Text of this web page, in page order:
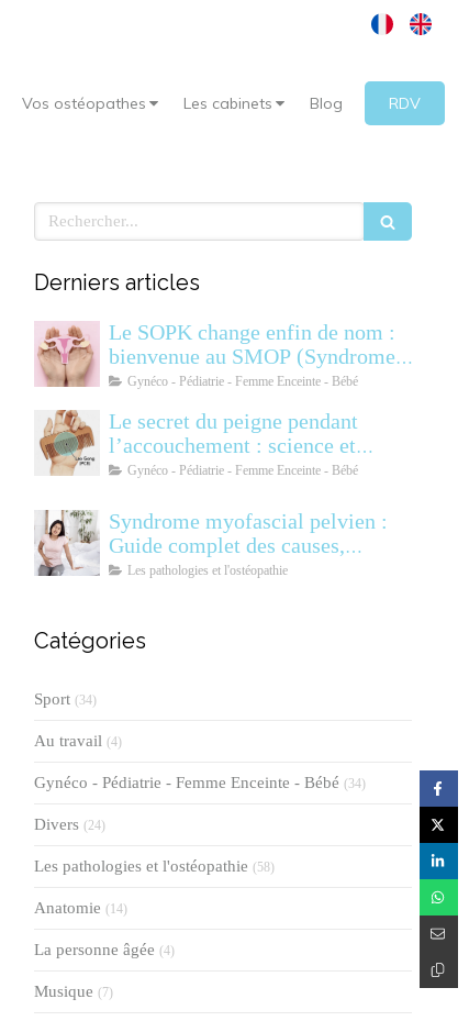
Vos ostéopathes Les cabinets Blog RDV
Rechercher
Derniers articles
Le SOPK change enfin de nom :
bienvenue au SMOP (Syndrome
Métabolique Ovarien
Gynéco - Pédiatrie - Femme Enceinte - Bébé
Le secret du peigne pendant
l’accouchement : science et
soulagement
Gynéco - Pédiatrie - Femme Enceinte - Bébé
Syndrome myofascial pelvien :
Guide complet des causes,
symptômes, diagnostic et
Les pathologies et l'ostéopathie
Catégories
Sport (34)
Au travail (4)
Gynéco - Pédiatrie - Femme Enceinte - Bébé (34)
Divers (24)
Les pathologies et l'ostéopathie (58)
Anatomie (14)
La personne âgée (4)
Musique (7)